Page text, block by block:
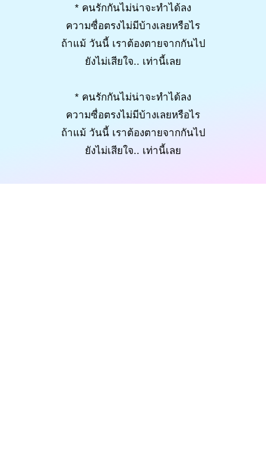
* คนรักกันไม่น่าจะทำได้ลง
ความซื่อตรงไม่มีบ้างเลยหรือไร
ถ้าแม้ วันนี้ เราต้องตายจากกันไป
ยังไม่เสียใจ.. เท่านี้เลย
* คนรักกันไม่น่าจะทำได้ลง
ความซื่อตรงไม่มีบ้างเลยหรือไร
ถ้าแม้ วันนี้ เราต้องตายจากกันไป
ยังไม่เสียใจ.. เท่านี้เลย